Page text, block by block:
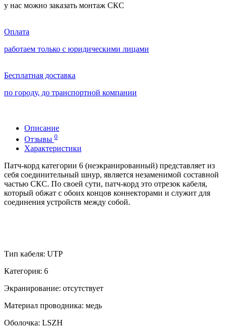
у нас можно заказать монтаж СКС
Оплата
работаем только с юридическими лицами
Бесплатная доставка
по городу, до транспортной компании
Описание
Отзывы 0
Характеристики
Патч-корд категории 6 (неэкранированный) представляет из
себя соединительный шнур, является незаменимой составной
частью СКС. По своей сути, патч-корд это отрезок кабеля,
который обжат с обоих концов коннекторами и служит для
соединения устройств между собой.
Тип кабеля: UTP
Категория: 6
Экранирование: отсутствует
Материал проводника: медь
Оболочка: LSZH